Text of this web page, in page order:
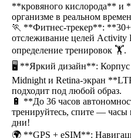
**кровяного кислорода** и
организме в реальном
🏃 **Фитнес-трекер**:
отслеживание целей Activity
определение тренировок 🏋️.
🖥 **Яркий дизайн**:
Midnight и Retina-экран
подходит под любой образ.
🔋 **До 36 часов
тренируйтесь, спите — часы
дни!
🌍 **GPS + eSIM**: